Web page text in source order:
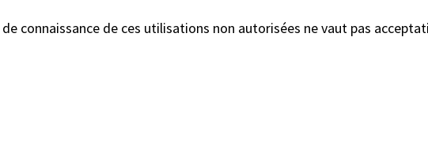
connaissance de ces utilisations non autorisées ne vaut pas